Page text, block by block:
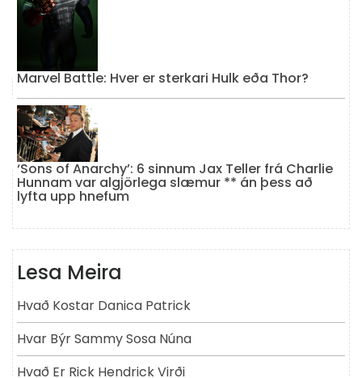
Marvel Battle: Hver er sterkari Hulk eða Thor?
‘Sons of Anarchy’: 6 sinnum Jax Teller frá Charlie
Hunnam var algjörlega slæmur ** án þess að
lyfta upp hnefum
Lesa Meira
Hvað Kostar Danica Patrick
Hvar Býr Sammy Sosa Núna
Hvað Er Rick Hendrick Virði